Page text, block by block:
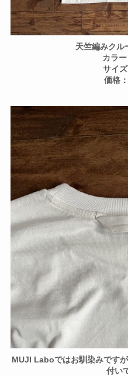
天竺編みクル
カラ
サイ
価格
MUJI Laboではお馴染みです
付い